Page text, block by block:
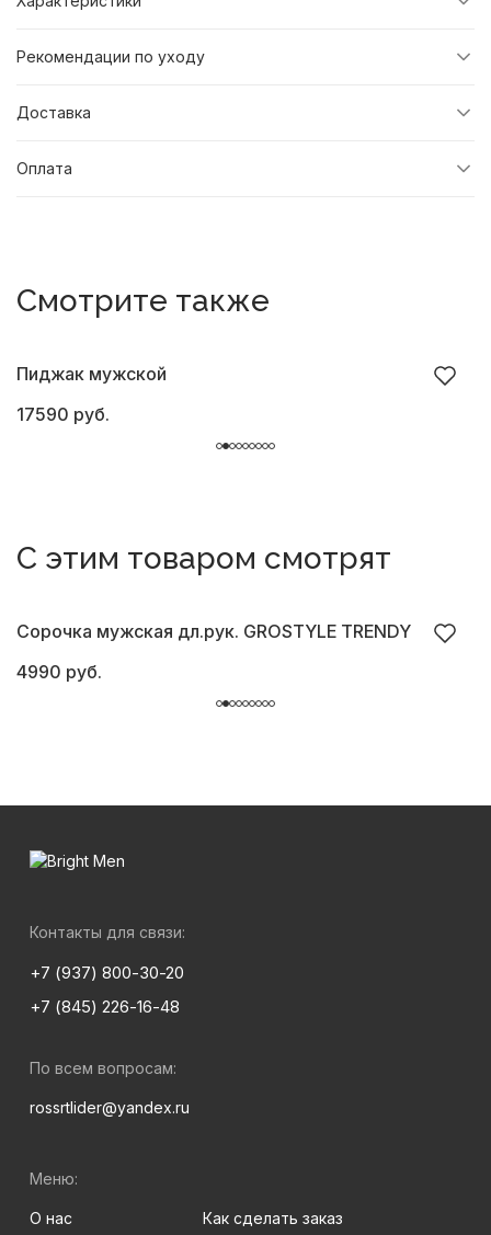
Рекомендации по уходу
Доставка
Оплата
Смотрите также
Пиджак мужской
17590 руб.
С этим товаром смотрят
Сорочка мужская дл.рук. GROSTYLE TRENDY
4990 руб.
Контакты для связи:
+7 (937) 800-30-20
+7 (845) 226-16-48
По всем вопросам:
rossrtlider@yandex.ru
Меню:
О нас Как сделать заказ